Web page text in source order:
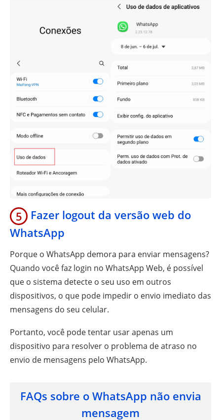
5
Fazer logout da versão web do
WhatsApp
Porque o WhatsApp demora para enviar mensagens?
Quando você faz login no WhatsApp Web, é possível
que o sistema detecte o seu uso em outros
dispositivos, o que pode impedir o envio imediato das
mensagens do seu celular.
Portanto, você pode tentar usar apenas um
dispositivo para resolver o problema de atraso no
envio de mensagens pelo WhatsApp.
FAQs sobre o WhatsApp não envia
mensagem